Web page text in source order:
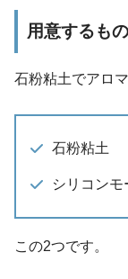
用意するもの
石粉粘土でアロ
石粉粘土
シリコンモ
この2つです。